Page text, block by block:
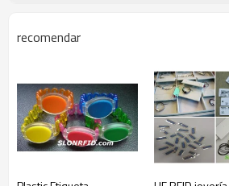
uotras formas.
● offset decuatro colores de
● Cumplir conlas normas
recientes , usado en más
● acuerdosinternacionales de
países.
● Dividido enalta frecuencia ( HF )
Parámetros técnicos:
Frecuencia de operación
13.56M Hz (HF )
recomendar